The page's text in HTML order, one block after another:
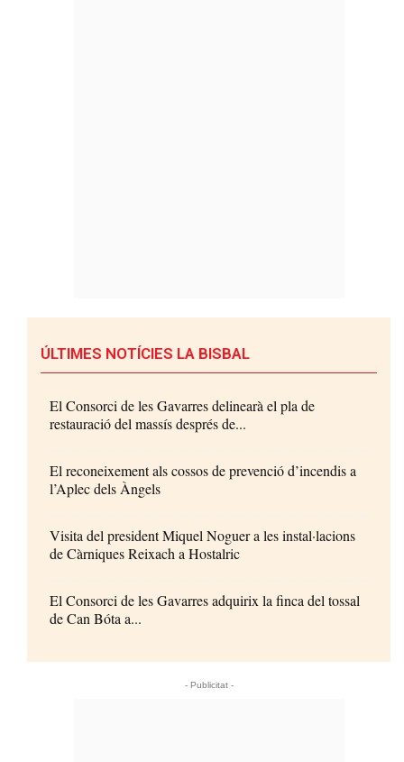
ÚLTIMES NOTÍCIES LA BISBAL
El Consorci de les Gavarres delinearà el pla de
restauració del massís després de...
El reconeixement als cossos de prevenció d’incendis a
l’Aplec dels Àngels
Visita del president Miquel Noguer a les instal·lacions
de Càrniques Reixach a Hostalric
El Consorci de les Gavarres adquirix la finca del tossal
de Can Bóta a...
- Publicitat -